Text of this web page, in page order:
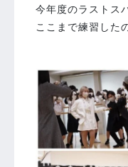
今年度のラストス
ここまで練習した